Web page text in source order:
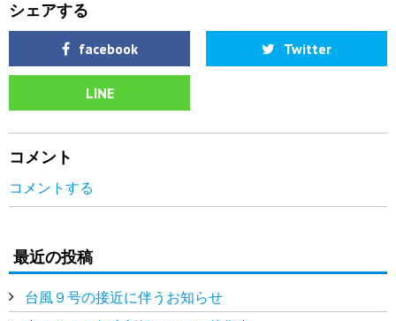
シェアする
facebook Twitter
LINE
コメント
コメントする
最近の投稿
台風９号の接近に伴うお知らせ